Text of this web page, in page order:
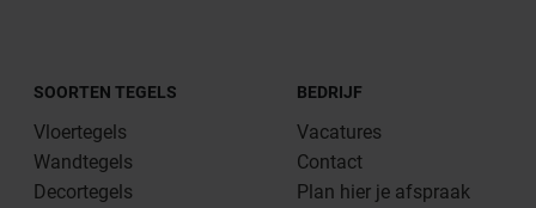
SOORTEN TEGELS
Vloertegels
Wandtegels
Decortegels
BEDRIJF
Vacatures
Contact
Plan hier je afspraak